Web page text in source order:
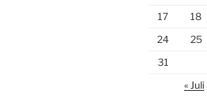
17
18
24
25
31
« Juli